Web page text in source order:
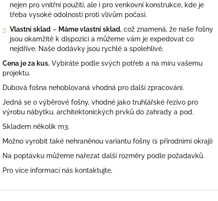
nejen pro vnitřní použití, ale i pro venkovní konstrukce, kde je
třeba vysoké odolnosti proti vlivům počasí.
Vlastní sklad – Máme vlastní sklad, což znamená, že naše fošny
jsou okamžitě k dispozici a můžeme vám je expedovat co
nejdříve. Naše dodávky jsou rychlé a spolehlivé.
Cena je za kus. Vybíráte podle svých potřeb a na míru vašemu
projektu.
Dubová fošna nehoblovaná vhodná pro další zpracování.
Jedná se o výběrové fošny, vhodné jako truhlářské řezivo pro
výrobu nábytku, architektonických prvků do zahrady a pod.
Skladem několik m3.
Možno vyrobit také nehraněnou variantu fošny (s přírodními okraji)
Na poptávku můžeme nařezat další rozměry podle požadavků.
Pro více informací nás kontaktujte.